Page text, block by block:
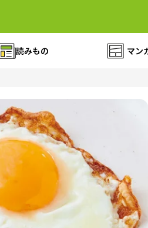
読みもの マン